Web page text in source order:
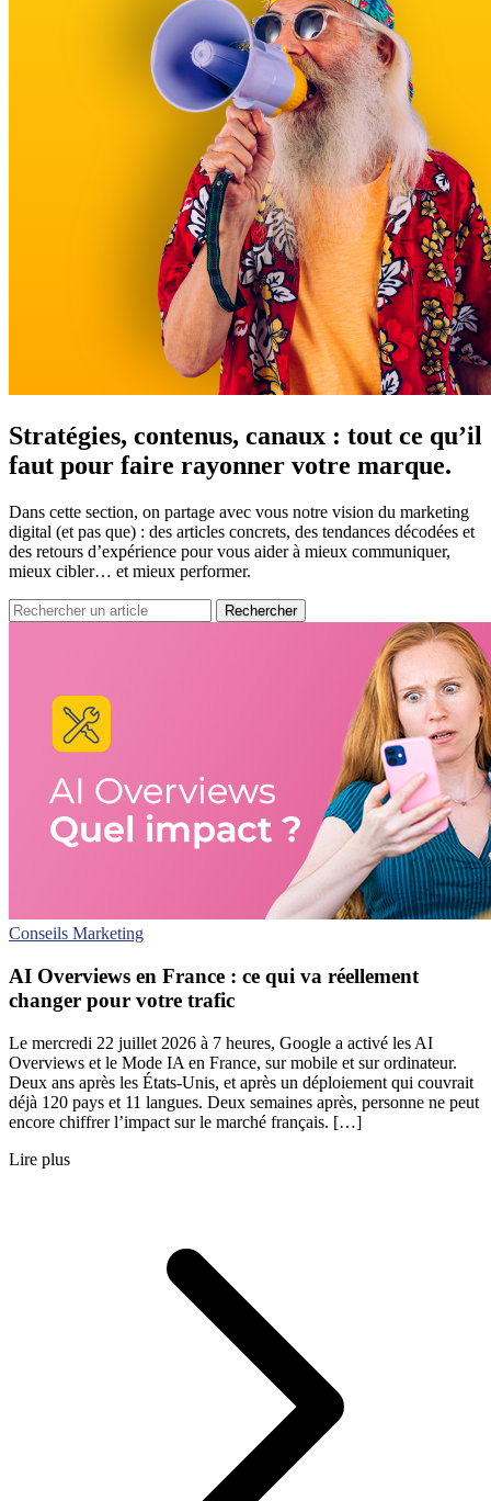
Stratégies, contenus, canaux : tout ce qu’il
faut pour faire rayonner votre marque.
Dans cette section, on partage avec vous notre vision du marketing
digital (et pas que) : des articles concrets, des tendances décodées et
des retours d’expérience pour vous aider à mieux communiquer,
mieux cibler… et mieux performer.
Rechercher
Conseils Marketing
AI Overviews en France : ce qui va réellement
changer pour votre trafic
Le mercredi 22 juillet 2026 à 7 heures, Google a activé les AI
Overviews et le Mode IA en France, sur mobile et sur ordinateur.
Deux ans après les États-Unis, et après un déploiement qui couvrait
déjà 120 pays et 11 langues. Deux semaines après, personne ne peut
encore chiffrer l’impact sur le marché français. […]
Lire plus